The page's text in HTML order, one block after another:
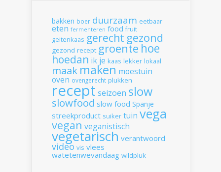
bakken boer duurzaam eetbaar
eten fermenteren food fruit
geitenkaas gerecht gezond
gezond recept groente hoe
hoedan ik je kaas lekker lokaal
maak maken moestuin
oven ovengerecht plukken
recept seizoen slow
slowfood slow food Spanje
streekproduct suiker tuin vega
vegan veganistisch
vegetarisch verantwoord
video vis vlees
watetenwevandaag wildpluk